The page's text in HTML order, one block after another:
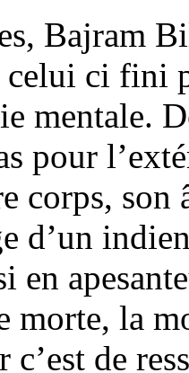
Bajram
celui ci fini
mentale.
pour
corps, son
d’un
en
morte, la
c’est de